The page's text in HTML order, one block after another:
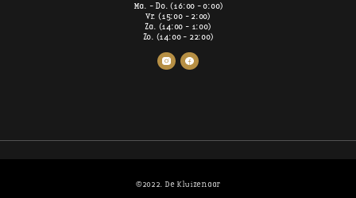
Ma. - Do. (16:00 - 0:00)
Vr. (15:00 - 2:00)
Za. (14:00 - 1:00)
Zo. (14:00 - 22:00)
©2022. De Kluizenaar